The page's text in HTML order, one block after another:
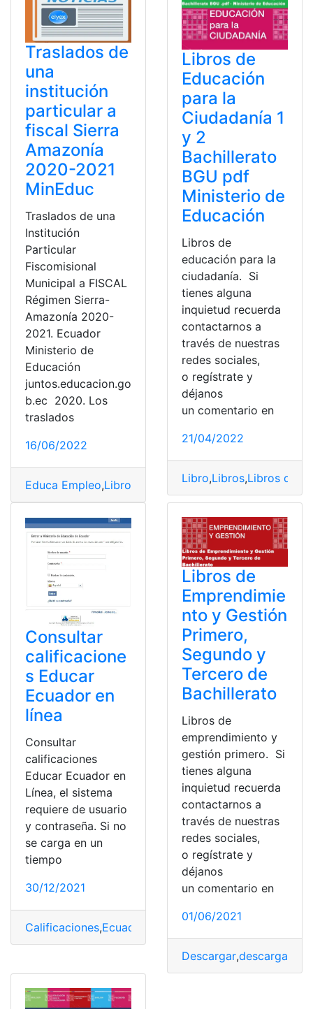
Traslados de
una
institución
particular a
fiscal Sierra
Amazonía
2020-2021
MinEduc
Traslados de una
Institución
Particular
Fiscomisional
Municipal a FISCAL
Régimen Sierra-
Amazonía 2020-
2021. Ecuador
Ministerio de
Educación
juntos.educacion.go
b.ec 2020. Los
traslados
16/06/2022
Educa Empleo,Libros del ministerio de educación,
Libros de
Educación
para la
Ciudadanía 1
y 2
Bachillerato
BGU pdf
Ministerio de
Educación
Libros de
educación para la
ciudadanía. Si
tienes alguna
inquietud recuerda
contactarnos a
través de nuestras
redes sociales,
o regístrate y
déjanos
un comentario en
21/04/2022
Libro,Libros,Libros del
Consultar
calificacione
s Educar
Ecuador en
línea
Consultar
calificaciones
Educar Ecuador en
Línea, el sistema
requiere de usuario
y contraseña. Si no
se carga en un
tiempo
30/12/2021
Calificaciones,Ecuador
Libros de
Emprendimie
nto y Gestión
Primero,
Segundo y
Tercero de
Bachillerato
Libros de
emprendimiento y
gestión primero. Si
tienes alguna
inquietud recuerda
contactarnos a
través de nuestras
redes sociales,
o regístrate y
déjanos
un comentario en
01/06/2021
Descargar,descargas